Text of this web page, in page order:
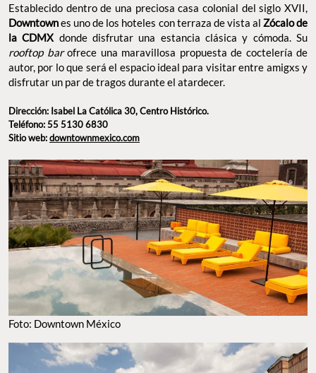
Establecido dentro de una preciosa casa colonial del siglo XVII,
Downtownes uno de los hoteles con terraza de vista al Zócalo de
la CDMX donde disfrutar una estancia clásica y cómoda. Su
rooftop barofrece una maravillosa propuesta de coctelería de
autor, por lo que será el espacio ideal para visitar entre amigxs y
disfrutar un par de tragos durante el atardecer.
Dirección: Isabel La Católica 30, Centro Histórico.
Teléfono: 55 5130 6830
Sitio web:downtownmexico.com
Foto: Downtown México